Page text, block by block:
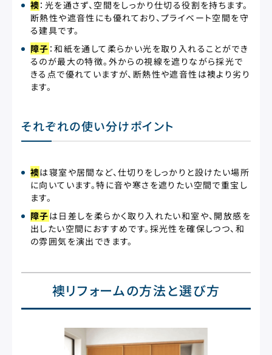
襖：光を通さず、空間をしっかり仕切る役割を持ちます。
断熱性や遮音性にも優れており、プライベート空間を守
る建具です。
障子 ：和紙を通して柔らかい光を取り入れることができ
るのが最大の特徴。外からの視線を遮りながら採光で
きる点で優れていますが、断熱性や遮音性は襖より劣り
ます。
それぞれの使い分けポイント
襖は寝室や居間など、仕切りをしっかりと設けたい場所
に向いています。特に音や寒さを遮りたい空間で重宝し
ます。
障子は日差しを柔らかく取り入れたい和室や、開放感を
出したい空間におすすめです。採光性を確保しつつ、和
の雰囲気を演出できます。
襖リフォームの方法と選び方